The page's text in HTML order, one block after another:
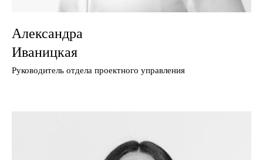
Александра
Иваницкая
Руководитель отдела проектного управления